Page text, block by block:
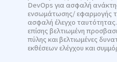
DevOps για ασφαλή
ενσωμάτωσης/ εφαρμογής
ασφαλή έλεγχο
επίσης βελτιωμένη
πύλης και βελτιωμένες
εκθέσεων ελέγχου και